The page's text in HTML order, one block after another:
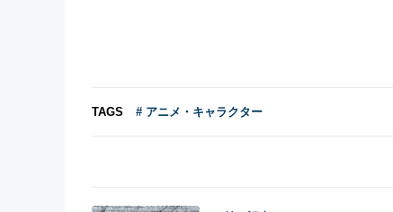
TAGS # アニメ・キャラクター